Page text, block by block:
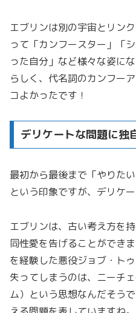
エブリンは別の宇宙とリン
って「カンフースター」「
った自分」など様々な姿に
らしく、代名詞のカンフー
コよかったです！
デリケートな問題に独
最初から最後まで「やりた
という印象ですが、デリケ
エブリンは、古い考え方を
同性愛を告げることができ
を経験した悪役ジョブ・ト
失ってしまうのは、ニーチ
ム）という思想なんだそう